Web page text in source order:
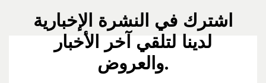
اشترك في النشرة الإخبارية
لدينا لتلقي آخر الأخبار
والعروض.